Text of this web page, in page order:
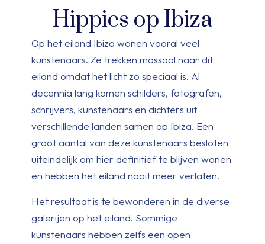
Hippies op Ibiza
Op het eiland Ibiza wonen vooral veel
kunstenaars. Ze trekken massaal naar dit
eiland omdat het licht zo speciaal is. Al
decennia lang komen schilders, fotografen,
schrijvers, kunstenaars en dichters uit
verschillende landen samen op Ibiza. Een
groot aantal van deze kunstenaars besloten
uiteindelijk om hier definitief te blijven wonen
en hebben het eiland nooit meer verlaten.
Het resultaat is te bewonderen in de diverse
galerijen op het eiland. Sommige
kunstenaars hebben zelfs een open